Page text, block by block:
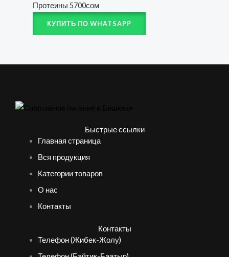
Протеины 5700сом
КУПИТЬ ПО WHATSAPP
Быстрые ссылки
Главная страница
Вся продукция
Категории товаров
О нас
Контакты
Контакты
Телефон (Жибек-Жолу)